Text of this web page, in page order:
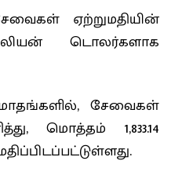
ஏற்றுமதியின்
டொலர்களாக
சேவைகள்
மொத்தம் 1,833.14